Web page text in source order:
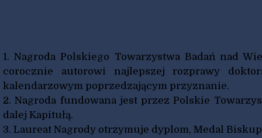
1. Nagroda Polskiego Towarzystwa Badań nad
corocznie autorowi najlepszej rozprawy
kalendarzowym poprzedzającym przyznanie.
2. Nagroda fundowana jest przez Polskie
dalej Kapitułą.
3. Laureat Nagrody otrzymuje dyplom, Medal